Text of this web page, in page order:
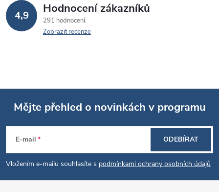
4,9 Hodnocení zákazníků
291 hodnocení
Zobrazit recenze
Z
á
p
Mějte přehled o novinkách v programu
E-mail
Vložením e-mailu souhlasíte s podmínkami ochrany osobních údajů
ODEBÍRAT